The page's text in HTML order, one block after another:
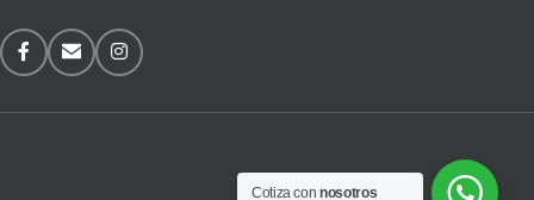
Cotiza connosotros